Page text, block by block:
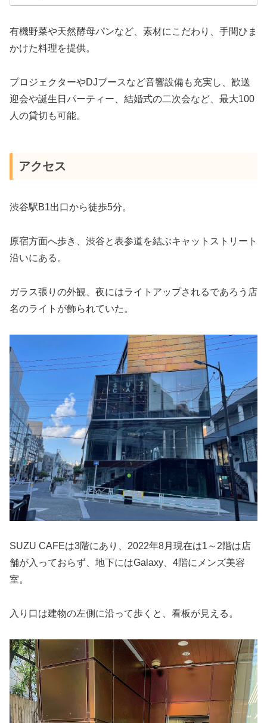
有機野菜や天然酵母パンなど、素材にこだわり、手間ひま
かけた料理を提供。
プロジェクターやDJブースなど音響設備も充実し、歓送
迎会や誕生日パーティー、結婚式の二次会など、最大100
人の貸切も可能。
アクセス
渋谷駅B1出口から徒歩5分。
原宿方面へ歩き、渋谷と表参道を結ぶキャットストリート
沿いにある。
ガラス張りの外観、夜にはライトアップされるであろう店
名のライトが飾られていた。
SUZU CAFEは3階にあり、2022年8月現在は1～2階は店
舗が入っておらず、地下にはGalaxy、4階にメンズ美容
室。
入り口は建物の左側に沿って歩くと、看板が見える。